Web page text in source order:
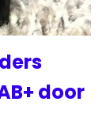
door